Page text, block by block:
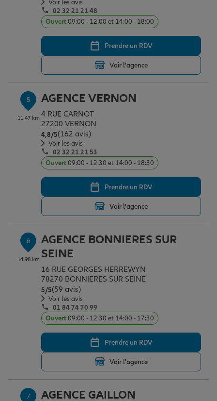
Voir les avis
02 32 21 21 48
Ouvert09:00 - 12:00 et 14:00 - 18:00
Prendre un RDV
Voir l'agence
5
11.47 km
AGENCE VERNON
4 RUE CARNOT
27200 VERNON
4,8/5Note de 4.8 sur 5
(162 avis)
Voir les avis
02 32 21 21 53
Ouvert09:00 - 12:30 et 14:00 - 18:30
Prendre un RDV
Voir l'agence
6
14.98 km
AGENCE BONNIERES SUR
SEINE
16 RUE GEORGES HERREWYN
78270 BONNIERES SUR SEINE
5/5Note de 5 sur 5
(59 avis)
Voir les avis
01 84 74 70 99
Ouvert09:00 - 12:30 et 14:00 - 17:30
Prendre un RDV
Voir l'agence
7 AGENCE GAILLON